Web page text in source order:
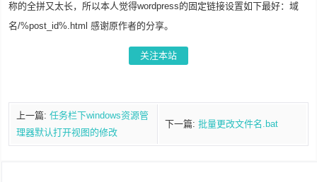
称的全拼又太长，所以本人觉得wordpress的固定链接设置如下最好：域
名/%post_id%.html 感谢原作者的分享。
关注本站
上一篇: 任务栏下windows资源管
理器默认打开视图的修改
下一篇: 批量更改文件名.bat